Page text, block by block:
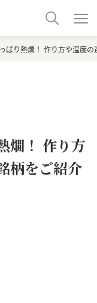
ぱり熱燗！ 作り方や温度
燗！ 作り方
柄をご紹介